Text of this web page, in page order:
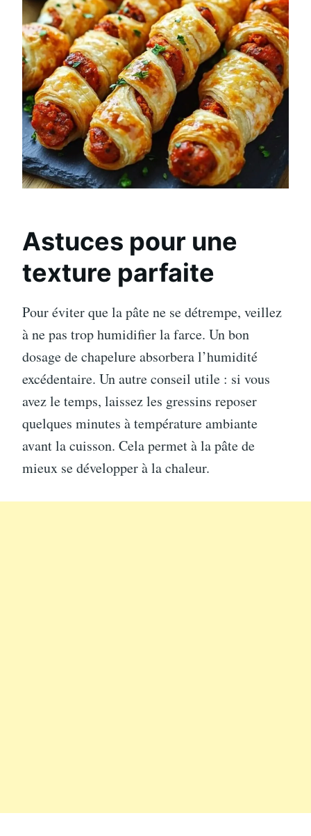
Astuces pour une
texture parfaite
Pour éviter que la pâte ne se détrempe, veillez
à ne pas trop humidifier la farce. Un bon
dosage de chapelure absorbera l’humidité
excédentaire. Un autre conseil utile : si vous
avez le temps, laissez les gressins reposer
quelques minutes à température ambiante
avant la cuisson. Cela permet à la pâte de
mieux se développer à la chaleur.